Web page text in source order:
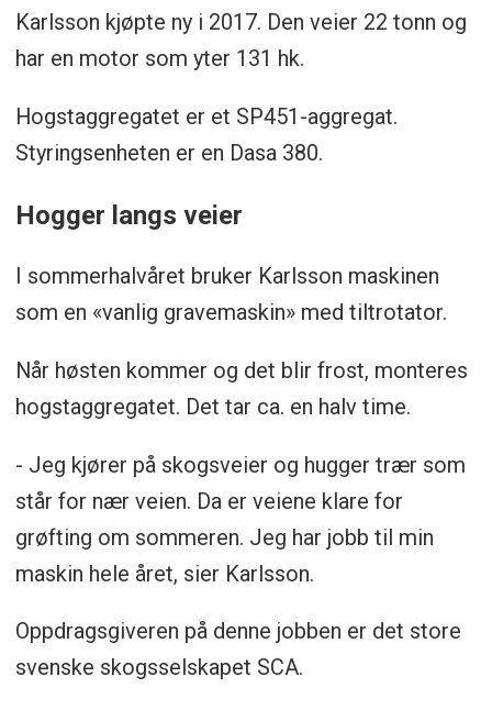
Karlsson kjøpte ny i 2017. Den veier 22 tonn og
har en motor som yter 131 hk.
Hogstaggregatet er et SP451-aggregat.
Styringsenheten er en Dasa 380.
Hogger langs veier
I sommerhalvåret bruker Karlsson maskinen
som en «vanlig gravemaskin» med tiltrotator.
Når høsten kommer og det blir frost, monteres
hogstaggregatet. Det tar ca. en halv time.
- Jeg kjører på skogsveier og hugger trær som
står for nær veien. Da er veiene klare for
grøfting om sommeren. Jeg har jobb til min
maskin hele året, sier Karlsson.
Oppdragsgiveren på denne jobben er det store
svenske skogsselskapet SCA.